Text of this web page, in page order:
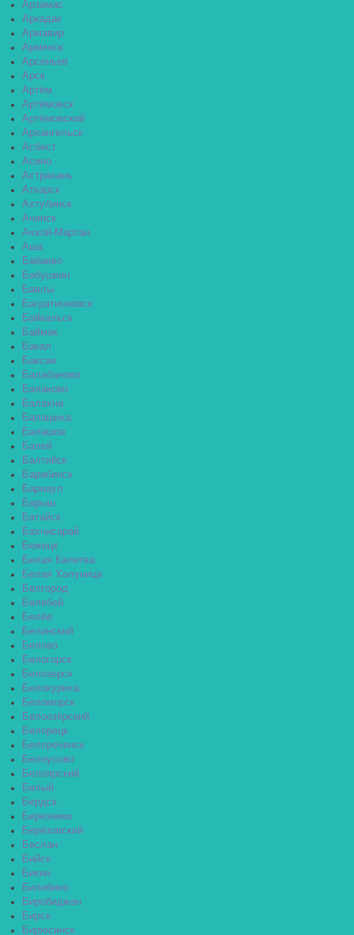
Арзамас
Аркадак
Армавир
Армянск
Арсеньев
Арск
Артём
Артёмовск
Артёмовский
Архангельск
Асбест
Асино
Астрахань
Аткарск
Ахтубинск
Ачинск
Ачхой-Мартан
Аша
Бабаево
Бабушкин
Бавлы
Багратионовск
Байкальск
Баймак
Бакал
Баксан
Балабаново
Балаково
Балахна
Балашиха
Балашов
Балей
Балтийск
Барабинск
Барнаул
Барыш
Батайск
Бахчисарай
Бежецк
Белая Калитва
Белая Холуница
Белгород
Белебей
Белёв
Белинский
Белово
Белогорск
Белозерск
Белокуриха
Беломорск
Белоозёрский
Белорецк
Белореченск
Белоусово
Белоярский
Белый
Бердск
Березники
Берёзовский
Беслан
Бийск
Бикин
Билибино
Биробиджан
Бирск
Бирюсинск